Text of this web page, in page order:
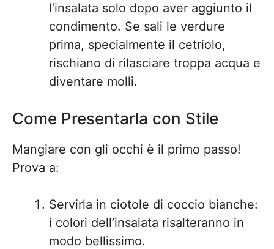
l’insalata solo dopo aver aggiunto il
condimento. Se sali le verdure
prima, specialmente il cetriolo,
rischiano di rilasciare troppa acqua e
diventare molli.
Come Presentarla con Stile
Mangiare con gli occhi è il primo passo!
Prova a:
Servirla in ciotole di coccio bianche:
i colori dell’insalata risalteranno in
modo bellissimo.